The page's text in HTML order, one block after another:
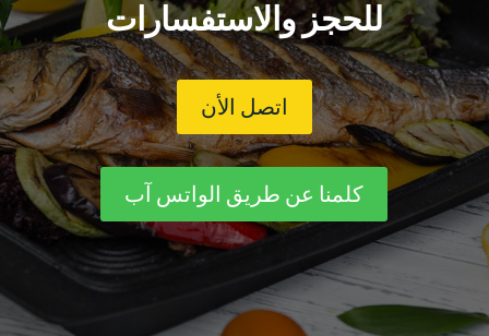
للحجز والاستفسارات
اتصل الأن
كلمنا عن طريق الواتس آب